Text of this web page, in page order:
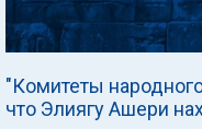
"Комитеты
что Элиягу Ашери